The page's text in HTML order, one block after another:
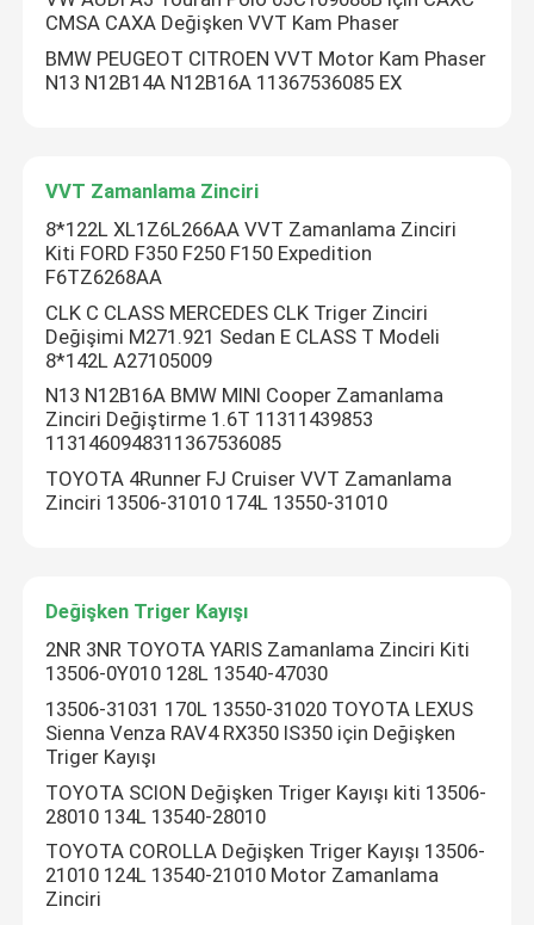
Ev
Ürün
CMSA CAXA Değişken VVT Kam Phaser
BMW PEUGEOT CITROEN VVT Motor Kam Phaser
N13 N12B14A N12B16A 11367536085 EX
VVT Zamanlama Zinciri
8*122L XL1Z6L266AA VVT Zamanlama Zinciri
Kiti FORD F350 F250 F150 Expedition
F6TZ6268AA
CLK C CLASS MERCEDES CLK Triger Zinciri
Değişimi M271.921 Sedan E CLASS T Modeli
8*142L A27105009
N13 N12B16A BMW MINI Cooper Zamanlama
Zinciri Değiştirme 1.6T 11311439853
1131460948311367536085
TOYOTA 4Runner FJ Cruiser VVT Zamanlama
Zinciri 13506-31010 174L 13550-31010
Değişken Triger Kayışı
2NR 3NR TOYOTA YARIS Zamanlama Zinciri Kiti
13506-0Y010 128L 13540-47030
13506-31031 170L 13550-31020 TOYOTA LEXUS
Sienna Venza RAV4 RX350 IS350 için Değişken
Triger Kayışı
TOYOTA SCION Değişken Triger Kayışı kiti 13506-
28010 134L 13540-28010
TOYOTA COROLLA Değişken Triger Kayışı 13506-
21010 124L 13540-21010 Motor Zamanlama
Zinciri